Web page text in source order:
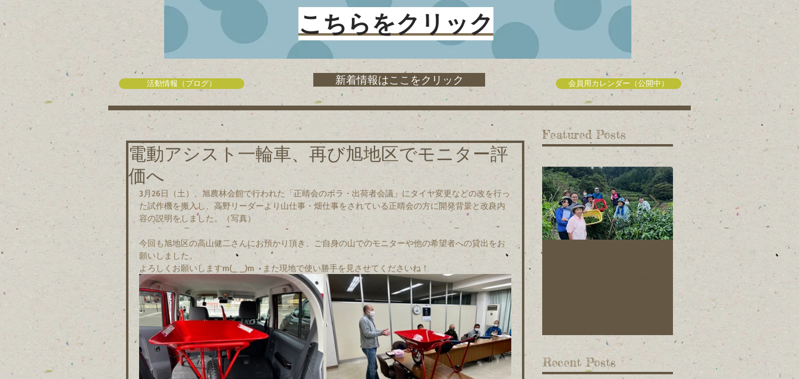
こちらをクリック
活動情報（ブログ） 新着情報はここをクリック 会員用カレンダー（公開中）
電動アシスト一輪車、再び旭地区でモニター評
価へ
3月26日（土）、旭農林会館で行われた「正晴会のボラ・出荷者会議」にタイヤ変更などの改を行っ
た試作機を搬入し、高野リーダーより山仕事・畑仕事をされている正晴会の方に開発背景と改良内
容の説明をしました。（写真）
今回も旭地区の高山健二さんにお預かり頂き、ご自身の山でのモニターや他の希望者への貸出をお
願いしました。
よろしくお願いしますm(_ _)m　また現地で使い勝手を見させてくださいね！
Featured Posts
旭元気野菜プロジェ
クトの仲間を募集し
ています！
Recent Posts